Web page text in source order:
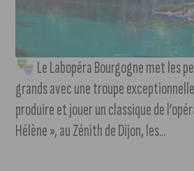
Le Labopéra Bourgogne met les
grands avec une troupe
produire et jouer un classique de
Hélène », au Zénith de Dijon, les...